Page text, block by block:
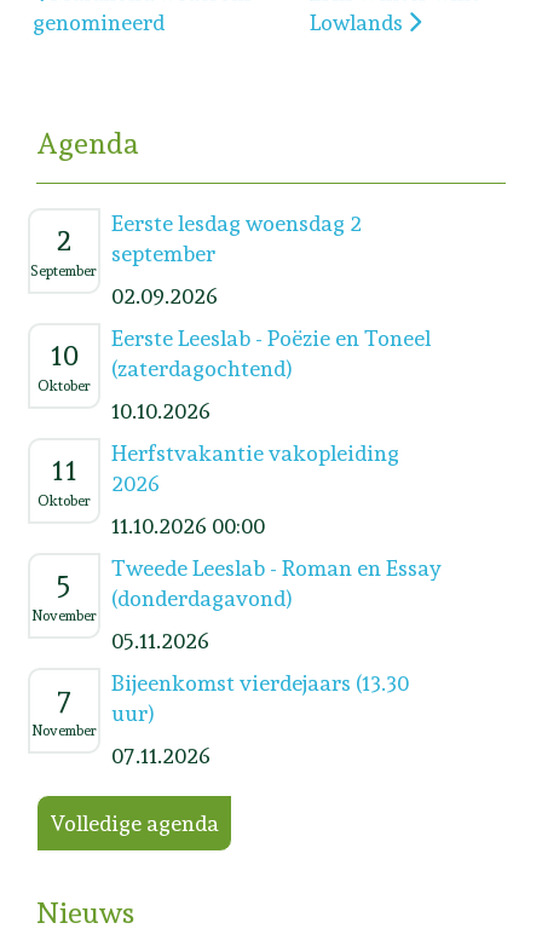
genomineerd
Lowlands
Agenda
2
September
Eerste lesdag woensdag 2
september
02.09.2026
10
Oktober
Eerste Leeslab - Poëzie en Toneel
(zaterdagochtend)
10.10.2026
11
Oktober
Herfstvakantie vakopleiding
2026
11.10.2026 00:00
5
November
Tweede Leeslab - Roman en Essay
(donderdagavond)
05.11.2026
7
November
Bijeenkomst vierdejaars (13.30
uur)
07.11.2026
Volledige agenda
Nieuws